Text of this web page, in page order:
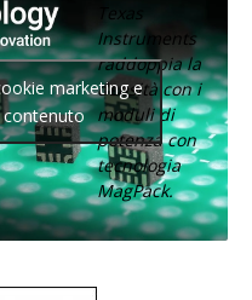
Texas
Instruments
raddoppia la
densità con i
moduli di
potenza con
tecnologia
MagPack.
marketing e